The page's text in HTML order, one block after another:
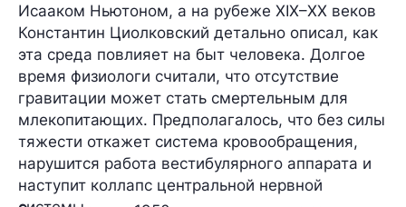
Исааком Ньютоном, а на рубеже XIX–XX веков
Константин Циолковский детально описал, как
эта среда повлияет на быт человека. Долгое
время физиологи считали, что отсутствие
гравитации может стать смертельным для
млекопитающих. Предполагалось, что без силы
тяжести откажет система кровообращения,
нарушится работа вестибулярного аппарата и
наступит коллапс центральной нервной